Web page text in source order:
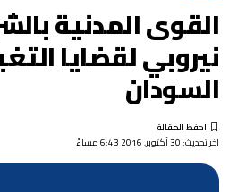
القوى المدنية
نيروبي لقضايا
السودان
اخر تحديث: 30 أكتوبر, 2016 6:43 مساءً